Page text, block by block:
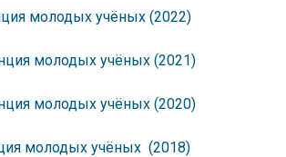
молодых учёных (2022)
молодых учёных (2021)
молодых учёных (2020)
молодых учёных (2018)